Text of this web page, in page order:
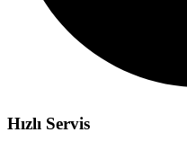
Hızlı Servis